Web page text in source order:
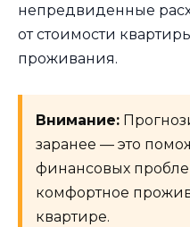
непредвиденные
от стоимости
проживания.
Внимание:
заранее — это
финансовых
комфортное
квартире.